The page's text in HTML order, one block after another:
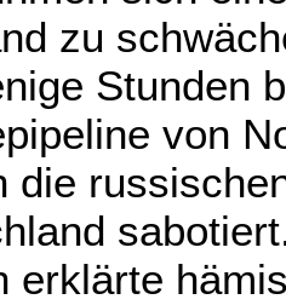
zu
Stunden
von
die
erklärte